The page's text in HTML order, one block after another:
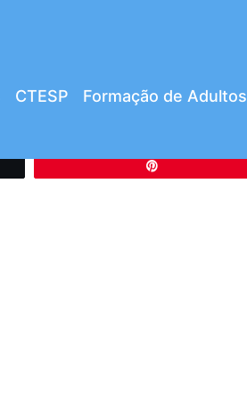
CTESP Formação de Adultos